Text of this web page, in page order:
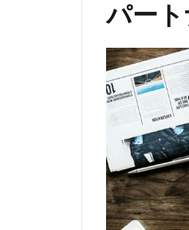
パー